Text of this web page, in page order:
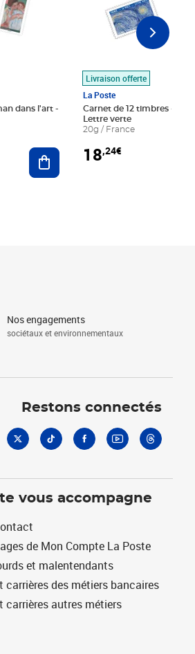
dans l'art -
Ajouter au panier
Livraison offerte
La Poste
Carnet de 12 timbres - Le
Lettre verte
20g / France
18,24€
Nos engagements
sociétaux et environnementaux
Restons connectés
vous accompagne
de Mon Compte La Poste
et malentendants
carrières des métiers bancaires
carrières autres métiers